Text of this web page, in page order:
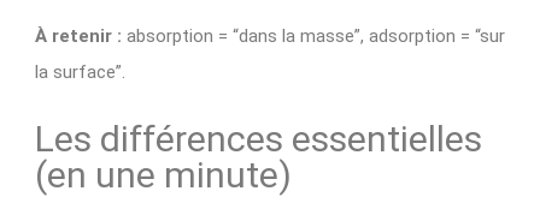
À retenir : absorption = “dans la masse”, adsorption = “sur
la surface”.
Les différences essentielles
(en une minute)